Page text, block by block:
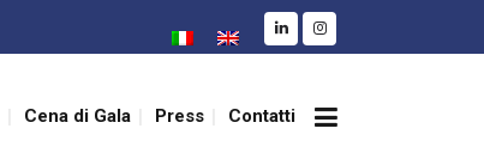
Cena di Gala Press Contatti